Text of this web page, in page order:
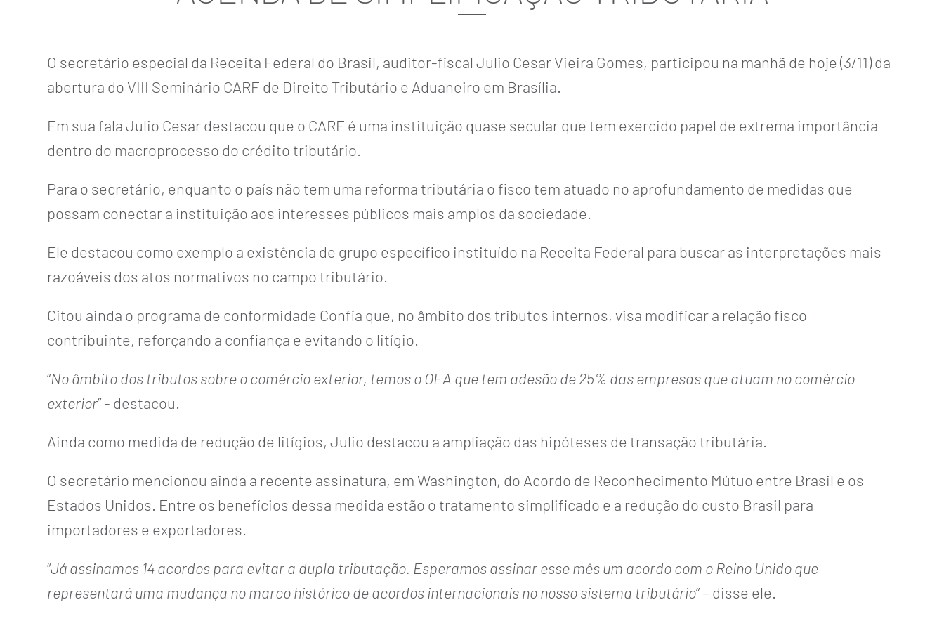
O secretário especial da Receita Federal do Brasil, auditor-fiscal Julio Cesar Vieira Gomes, participou na manhã de hoje (3/11) da
abertura do VIII Seminário CARF de Direito Tributário e Aduaneiro em Brasília.
Em sua fala Julio Cesar destacou que o CARF é uma instituição quase secular que tem exercido papel de extrema importância
dentro do macroprocesso do crédito tributário.
Para o secretário, enquanto o país não tem uma reforma tributária o fisco tem atuado no aprofundamento de medidas que
possam conectar a instituição aos interesses públicos mais amplos da sociedade.
Ele destacou como exemplo a existência de grupo específico instituído na Receita Federal para buscar as interpretações mais
razoáveis dos atos normativos no campo tributário.
Citou ainda o programa de conformidade Confia que, no âmbito dos tributos internos, visa modificar a relação fisco
contribuinte, reforçando a confiança e evitando o litígio.
“No âmbito dos tributos sobre o comércio exterior, temos o OEA que tem adesão de 25% das empresas que atuam no comércio
exterior” - destacou.
Ainda como medida de redução de litígios, Julio destacou a ampliação das hipóteses de transação tributária.
O secretário mencionou ainda a recente assinatura, em Washington, do Acordo de Reconhecimento Mútuo entre Brasil e os
Estados Unidos. Entre os benefícios dessa medida estão o tratamento simplificado e a redução do custo Brasil para
importadores e exportadores.
“Já assinamos 14 acordos para evitar a dupla tributação. Esperamos assinar esse mês um acordo com o Reino Unido que
representará uma mudança no marco histórico de acordos internacionais no nosso sistema tributário” – disse ele.